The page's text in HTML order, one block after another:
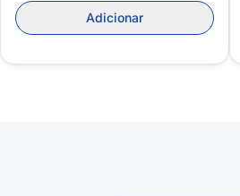
Adicionar